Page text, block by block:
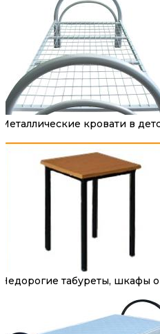
Металлические кровати в
Недорогие табуреты, шкафы